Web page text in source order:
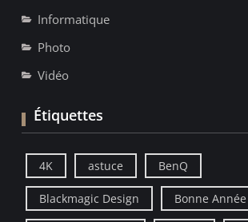
Informatique
Photo
Vidéo
Étiquettes
4K astuce BenQ
Blackmagic Design Bonne Année